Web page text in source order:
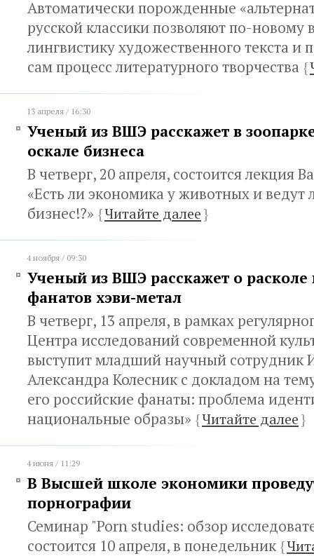
Автоматически порожденные
русской классики позволяют по-новому
лингвистику художественного текста и
сам процесс литературного творчества {
13 апреля / 16:30
Ученый из ВШЭ расскажет в
оскале бизнеса
В четверг, 20 апреля, состоится лекция
«Есть ли экономика у животных и ведут
бизнес!?» {Читайте далее}
4 ноября / 09:30
Ученый из ВШЭ расскажет о расколе
фанатов хэви-метал
В четверг, 13 апреля, в рамках
Центра исследований современной
выступит младший научный сотрудник
Александра Колесник с докладом на
его российские фанаты: проблема
национальные образы» {Читайте далее}
4 июня / 11:29
В Высшей школе экономики
порнографии
Семинар "Porn studies: обзор
состоится 10 апреля, в понедельник{